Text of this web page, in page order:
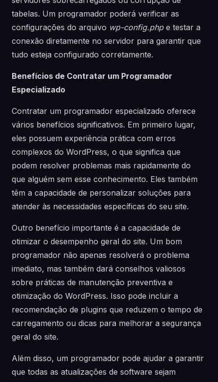
tabelas. Um programador poderá verificar as
configurações do arquivo wp-config.phpe testar a
conexão diretamente no servidor para garantir que
tudo esteja configurado corretamente.
Benefícios de Contratar um Programador
Especializado
Contratar um programador especializado oferece
vários benefícios significativos. Em primeiro lugar,
eles possuem experiência prática com erros
complexos do WordPress, o que significa que
podem resolver problemas mais rapidamente do
que alguém sem esse conhecimento. Eles também
têm a capacidade de personalizar soluções para
atender às necessidades específicas do seu site.
Outro benefício importante é a capacidade de
otimizar o desempenho geral do site. Um bom
programador não apenas resolverá o problema
imediato, mas também dará conselhos valiosos
sobre práticas de manutenção preventiva e
otimização do WordPress. Isso pode incluir a
recomendação de plugins que reduzem o tempo de
carregamento ou dicas para melhorar a segurança
geral do site.
Além disso, um programador pode ajudar a garantir
que todas as atualizações de software sejam